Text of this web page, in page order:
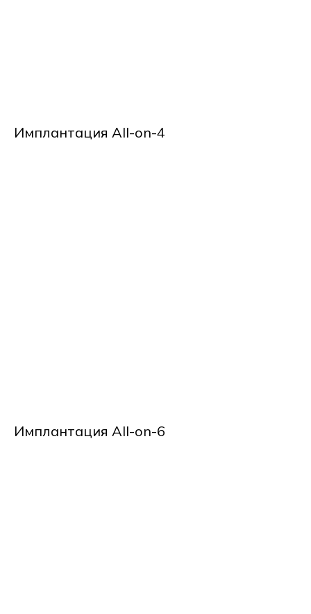
Имплантация All-on-4
Имплантация All-on-6